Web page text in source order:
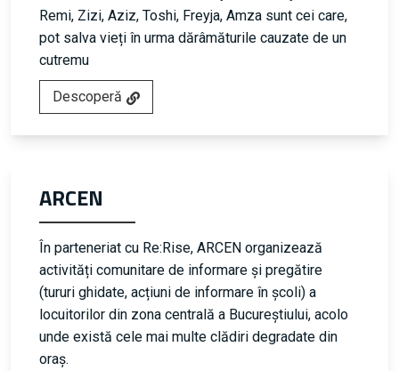
Remi, Zizi, Aziz, Toshi, Freyja, Amza sunt cei care,
pot salva vieți în urma dărâmăturile cauzate de un
cutremu
Descoperă
ARCEN
În parteneriat cu Re:Rise, ARCEN organizează
activități comunitare de informare și pregătire
(tururi ghidate, acțiuni de informare în școli) a
locuitorilor din zona centrală a Bucureștiului, acolo
unde există cele mai multe clădiri degradate din
oraș.